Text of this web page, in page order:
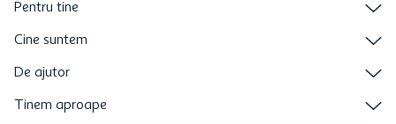
Pentru tine
Cine suntem
De ajutor
Tinem aproape